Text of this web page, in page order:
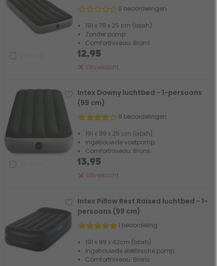
0 beoordelingen
191 x 76 x 25 cm (lxbxh)
Zonder pomp
Comfortniveau: Brons
Uitverkocht
12,95
Intex Downy luchtbed - 1-persoons
(99 cm)
9 beoordelingen
191 x 99 x 25 cm (lxbxh)
Ingebouwde voetpomp
Comfortniveau: Brons
Uitverkocht
13,95
Intex Pillow Rest Raised luchtbed - 1-
persoons (99 cm)
1 beoordeling
191 x 99 x 42cm (lxbxh)
Ingebouwde elektrische pomp
Comfortniveau: Brons